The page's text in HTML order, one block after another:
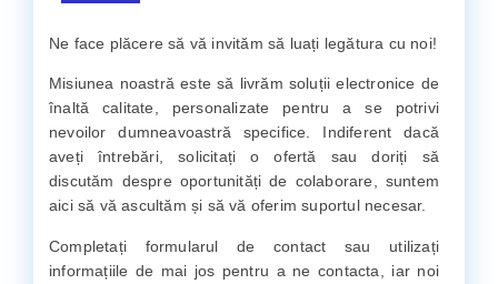
Ne face plăcere să vă invităm să luați legătura cu noi!
Misiunea noastră este să livrăm soluții electronice de
înaltă calitate, personalizate pentru a se potrivi
nevoilor dumneavoastră specifice. Indiferent dacă
aveți întrebări, solicitați o ofertă sau doriți să
discutăm despre oportunități de colaborare, suntem
aici să vă ascultăm și să vă oferim suportul necesar.
Completați formularul de contact sau utilizați
informațiile de mai jos pentru a ne contacta, iar noi